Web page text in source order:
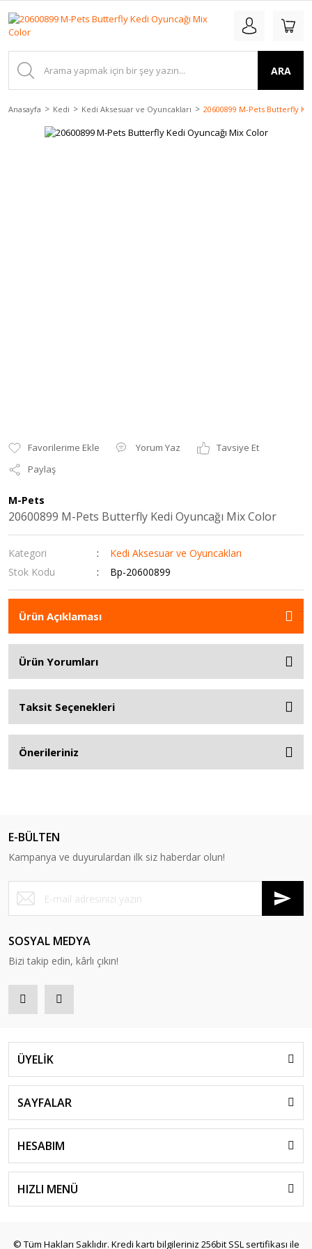
ARA
Anasayfa Kedi Kedi Aksesuar ve Oyuncakları 20600899 M-Pets Butterfly
Yorum Yaz
Tavsiye Et
Paylaş
M-Pets
20600899 M-Pets Butterfly Kedi Oyuncağı Mix Color
Kategori
Kedi Aksesuar ve Oyuncakları
Stok Kodu
Bp-20600899
Ürün Açıklaması
Ürün Yorumları
Taksit Seçenekleri
Önerileriniz
E-BÜLTEN
Kampanya ve duyurulardan ilk siz haberdar olun!
SOSYAL MEDYA
Bizi takip edin, kârlı çıkın!
ÜYELİK
SAYFALAR
HESABIM
HIZLI MENÜ
© Tüm Hakları Saklıdır. Kredi kartı bilgileriniz 256bit SSL sertifikası ile